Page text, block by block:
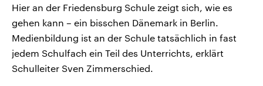
Hier an der Friedensburg Schule zeigt sich, wie es
gehen kann – ein bisschen Dänemark in Berlin.
Medienbildung ist an der Schule tatsächlich in fast
jedem Schulfach ein Teil des Unterrichts, erklärt
Schulleiter Sven Zimmerschied.